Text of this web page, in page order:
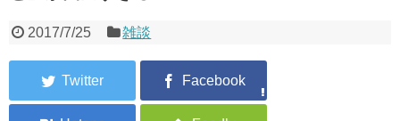
2017/7/25 雑談